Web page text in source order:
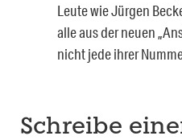
Leute wie Jürgen
alle aus der neuen
nicht jede ihrer
Schreibe